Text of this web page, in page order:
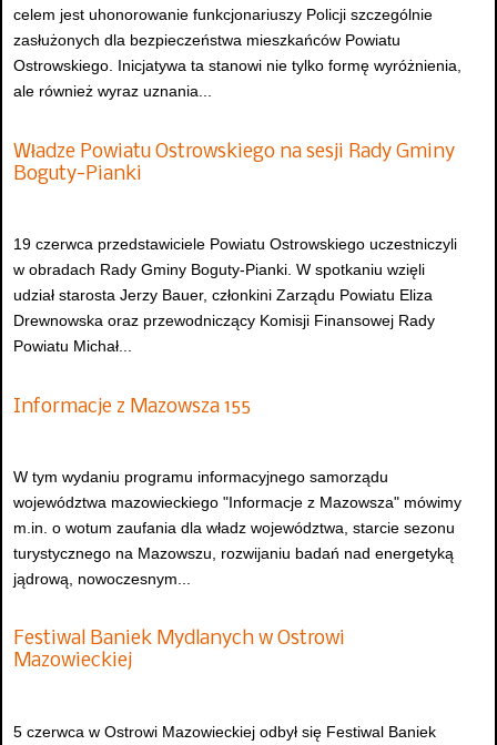
celem jest uhonorowanie funkcjonariuszy Policji szczególnie
zasłużonych dla bezpieczeństwa mieszkańców Powiatu
Ostrowskiego. Inicjatywa ta stanowi nie tylko formę wyróżnienia,
ale również wyraz uznania...
Władze Powiatu Ostrowskiego na sesji Rady Gminy
Boguty-Pianki
19 czerwca przedstawiciele Powiatu Ostrowskiego uczestniczyli
w obradach Rady Gminy Boguty-Pianki. W spotkaniu wzięli
udział starosta Jerzy Bauer, członkini Zarządu Powiatu Eliza
Drewnowska oraz przewodniczący Komisji Finansowej Rady
Powiatu Michał...
Informacje z Mazowsza 155
W tym wydaniu programu informacyjnego samorządu
województwa mazowieckiego "Informacje z Mazowsza" mówimy
m.in. o wotum zaufania dla władz województwa, starcie sezonu
turystycznego na Mazowszu, rozwijaniu badań nad energetyką
jądrową, nowoczesnym...
Festiwal Baniek Mydlanych w Ostrowi
Mazowieckiej
5 czerwca w Ostrowi Mazowieckiej odbył się Festiwal Baniek